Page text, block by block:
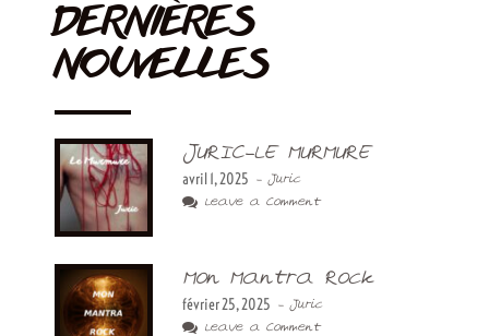
DERNIÈRES
NOUVELLES
JURIC-LE MURMURE
avril 1, 2025 - Juric
Leave a Comment
Mon Mantra Rock
février 25, 2025 - Juric
Leave a Comment